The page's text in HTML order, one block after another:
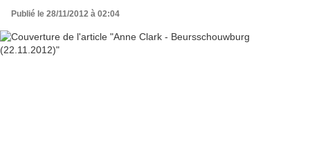
Publié le 28/11/2012 à 02:04